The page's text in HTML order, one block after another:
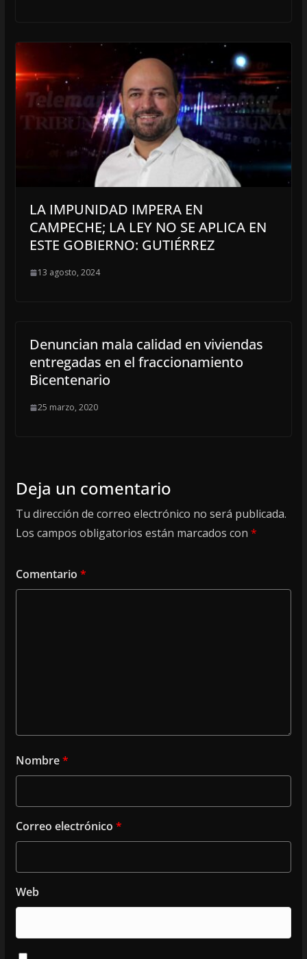
LA IMPUNIDAD IMPERA EN
CAMPECHE; LA LEY NO SE APLICA EN
ESTE GOBIERNO: GUTIÉRREZ
13 agosto, 2024
Denuncian mala calidad en viviendas
entregadas en el fraccionamiento
Bicentenario
25 marzo, 2020
Deja un comentario
Tu dirección de correo electrónico no será publicada.
Los campos obligatorios están marcados con *
Comentario *
Nombre*
Correo electrónico *
Web